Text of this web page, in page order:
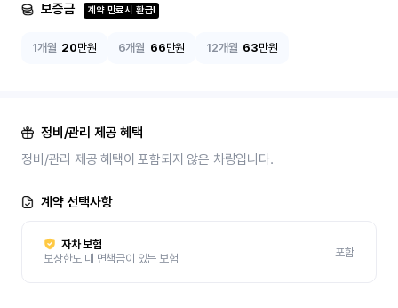
보증금 계약 만료시 환급!
1개월 20만원 6개월 66만원 12개월 63만원
정비/관리 제공 혜택
정비/관리 제공 혜택이 포함되지 않은 차량입니다.
계약 선택사항
자차 보험
보상한도 내 면책금이 있는 보험
포함